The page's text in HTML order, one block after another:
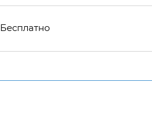
Бесплатно